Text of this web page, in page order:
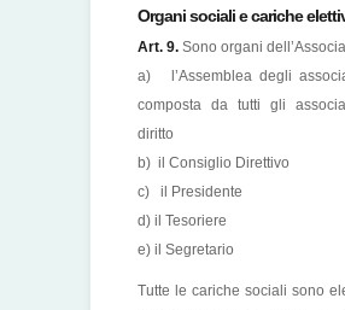
Organi sociali e cariche
Art. 9. Sono organi
a) l’Assemblea degli
composta da tutti gli
diritto
b) il Consiglio Direttivo
c) il Presidente
d) il Tesoriere
e) il Segretario
Tutte le cariche sociali sono